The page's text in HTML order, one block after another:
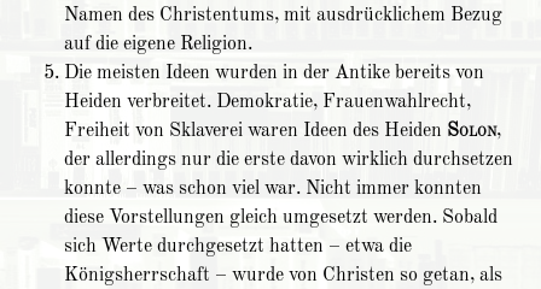
Namen des Christentums, mit ausdrücklichem Bezug
auf die eigene Religion.
Die meisten Ideen wurden in der Antike bereits von
Heiden verbreitet. Demokratie, Frauenwahlrecht,
Freiheit von Sklaverei waren Ideen des Heiden Solon,
der allerdings nur die erste davon wirklich durchsetzen
konnte – was schon viel war. Nicht immer konnten
diese Vorstellungen gleich umgesetzt werden. Sobald
sich Werte durchgesetzt hatten – etwa die
Königsherrschaft – wurde von Christen so getan, als